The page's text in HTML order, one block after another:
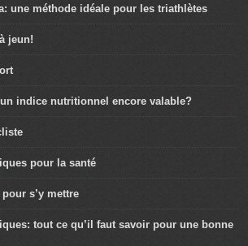
une méthode idéale pour les triathlètes
jeun!
indice nutritionnel encore valable?
pour la santé
s’y mettre
tout ce qu’il faut savoir pour une bonne